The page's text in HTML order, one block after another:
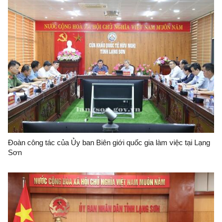
Đoàn công tác của Ủy ban Biên giới quốc gia làm việc tại Lạng
Sơn